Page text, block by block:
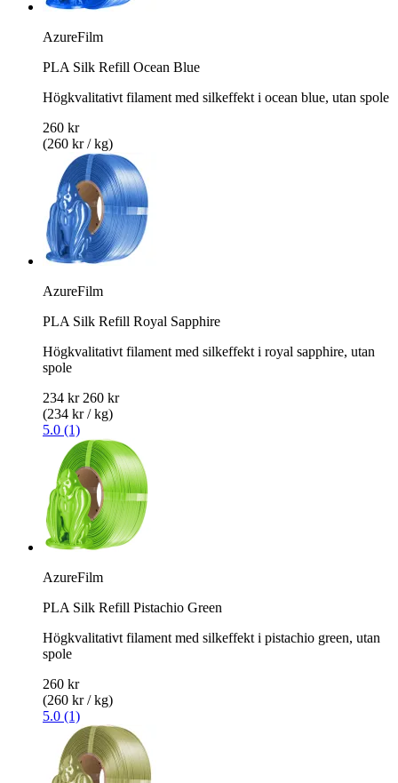
AzureFilm
PLA Silk Refill Ocean Blue
Högkvalitativt filament med silkeffekt i ocean blue, utan spole
260 kr
(260 kr / kg)
AzureFilm
PLA Silk Refill Royal Sapphire
Högkvalitativt filament med silkeffekt i royal sapphire, utan
spole
234 kr 260 kr
(234 kr / kg)
5.0 (1)
AzureFilm
PLA Silk Refill Pistachio Green
Högkvalitativt filament med silkeffekt i pistachio green, utan
spole
260 kr
(260 kr / kg)
5.0 (1)